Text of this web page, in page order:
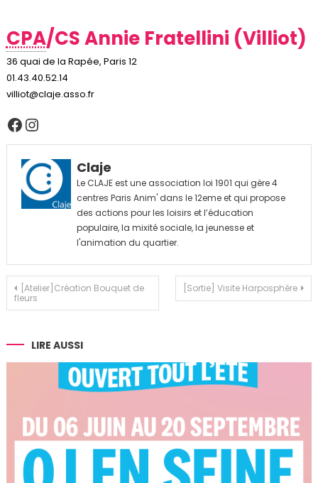
CPA/CS Annie Fratellini (Villiot)
36 quai de la Rapée, Paris 12
01.43.40.52.14
villiot@claje.asso.fr
Facebook
Instagram
Claje
Le CLAJE est une association loi 1901 qui gère 4
centres Paris Anim' dans le 12eme et qui propose
des actions pour les loisirs et l’éducation
populaire, la mixité sociale, la jeunesse et
l'animation du quartier.
Navigation
de
l’article
[Atelier]Création Bouquet de
fleurs
[Sortie] Visite Harposphère
LIRE AUSSI